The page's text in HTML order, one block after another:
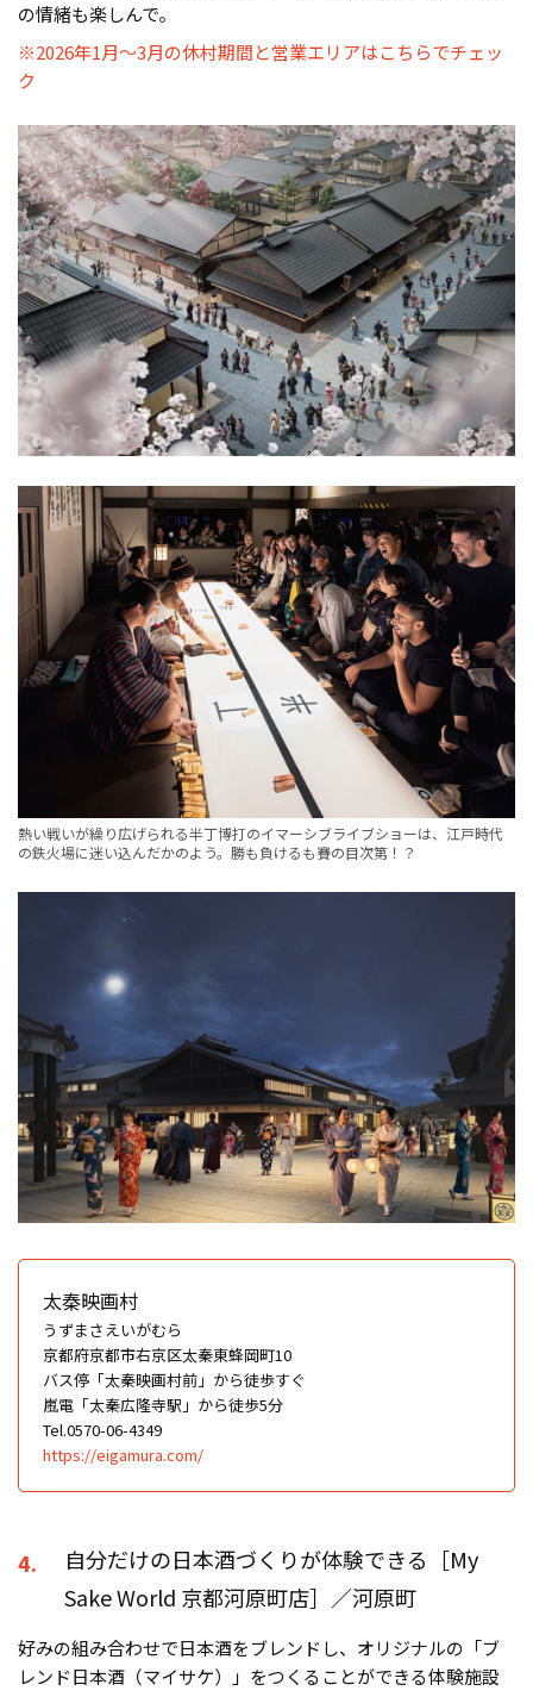
の情緒も楽しんで。
※2026年1月～3月の休村期間と営業エリアはこちらでチェッ
ク
熱い戦いが繰り広げられる半丁博打のイマーシブライブショーは、江戸時代
の鉄火場に迷い込んだかのよう。勝も負けるも賽の目次第！？
太秦映画村
うずまさえいがむら
京都府京都市右京区太秦東蜂岡町10
バス停「太秦映画村前」から徒歩すぐ
嵐電「太秦広隆寺駅」から徒歩5分
Tel.0570-06-4349
https://eigamura.com/
4.
自分だけの日本酒づくりが体験できる［My
Sake World 京都河原町店］／河原町
好みの組み合わせで日本酒をブレンドし、オリジナルの「ブ
レンド日本酒（マイサケ）」をつくることができる体験施設